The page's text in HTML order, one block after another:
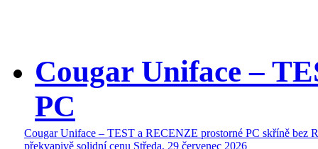
Cougar Uniface –
PC
Cougar Uniface – TEST a RECENZE prostorné PC skříně bez
překvapivě solidní cenu Středa, 29 červenec 2026